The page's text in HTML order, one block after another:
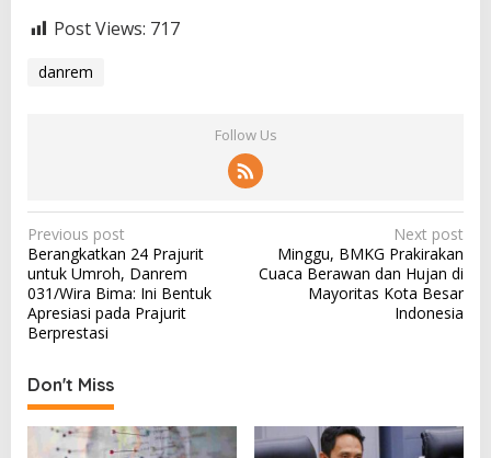
Post Views: 717
danrem
Follow Us
P
o
s
t
a
v
Previous post
Berangkatkan 24 Prajurit
untuk Umroh, Danrem
031/Wira Bima: Ini Bentuk
Apresiasi pada Prajurit
Berprestasi
Next post
Minggu, BMKG Prakirakan
Cuaca Berawan dan Hujan di
Mayoritas Kota Besar
Indonesia
Don't Miss